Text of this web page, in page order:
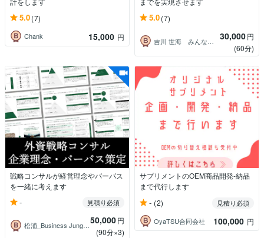
5.0(7)
Chank 15,000 円
5.0(7)
吉川 世海 みんなの貿易＆トレプロ 30,000円
(60分)
戦略コンサルが経営理念やパーパス
を一緒に考えます
- 見積り必須
松浦_Business Jungle代表50,000円
(90分×3)
サプリメントのOEM商品開発-納品
まで代行します
- (2)
見積り必須
OyaTSU合同会社
100,000 円